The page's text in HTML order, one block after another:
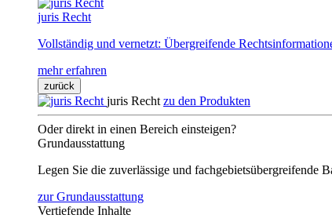
juris Recht
Vollständig und vernetzt: Übergreifende
mehr erfahren
zurück
juris Recht zu den Produkten
Oder direkt in einen Bereich einsteigen?
Grundausstattung
Legen Sie die zuverlässige und fachgebietsübergreifende
zur Grundausstattung
Vertiefende Inhalte